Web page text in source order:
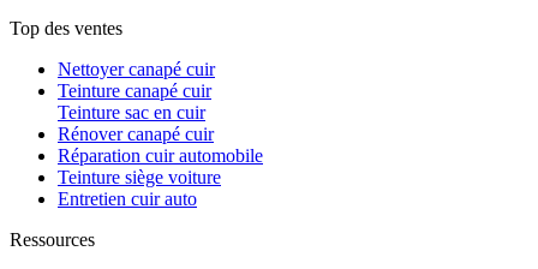
Top des ventes
Nettoyer canapé cuir
Teinture canapé cuir
Teinture sac en cuir
Rénover canapé cuir
Réparation cuir automobile
Teinture siège voiture
Entretien cuir auto
Ressources